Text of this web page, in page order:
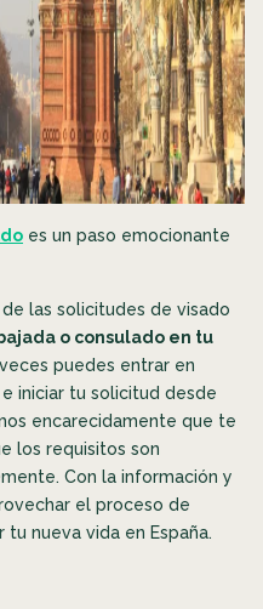
es un paso emocionante
las solicitudes de visado
o consulado en tu
puedes entrar en
iniciar tu solicitud desde
encarecidamente que te
los requisitos son
Con la información y
el proceso de
nueva vida en España.